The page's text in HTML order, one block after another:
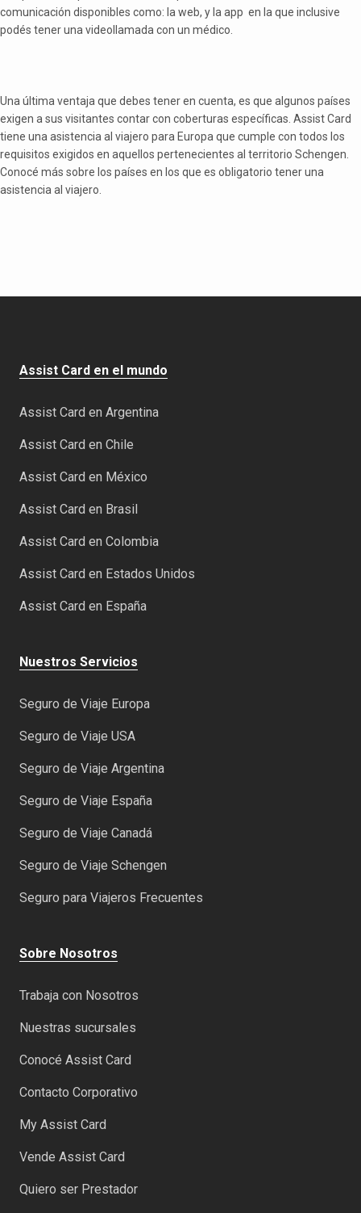
comunicación disponibles como: la web, y la app en la que inclusive
podés tener una videollamada con un médico.
Una última ventaja que debes tener en cuenta, es que algunos países
exigen a sus visitantes contar con coberturas específicas. Assist Card
tiene una asistencia al viajero para Europa que cumple con todos los
requisitos exigidos en aquellos pertenecientes al territorio Schengen.
Conocé más sobre los países en los que es obligatorio tener una
asistencia al viajero.
Assist Card en el mundo
Assist Card en Argentina
Assist Card en Chile
Assist Card en México
Assist Card en Brasil
Assist Card en Colombia
Assist Card en Estados Unidos
Assist Card en España
Nuestros Servicios
Seguro de Viaje Europa
Seguro de Viaje USA
Seguro de Viaje Argentina
Seguro de Viaje España
Seguro de Viaje Canadá
Seguro de Viaje Schengen
Seguro para Viajeros Frecuentes
Sobre Nosotros
Trabaja con Nosotros
Nuestras sucursales
Conocé Assist Card
Contacto Corporativo
My Assist Card
Vende Assist Card
Quiero ser Prestador